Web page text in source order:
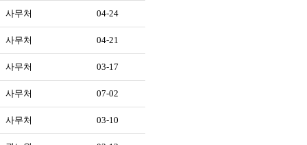
사무처 04-24
사무처 04-21
사무처 03-17
사무처 07-02
사무처 03-10